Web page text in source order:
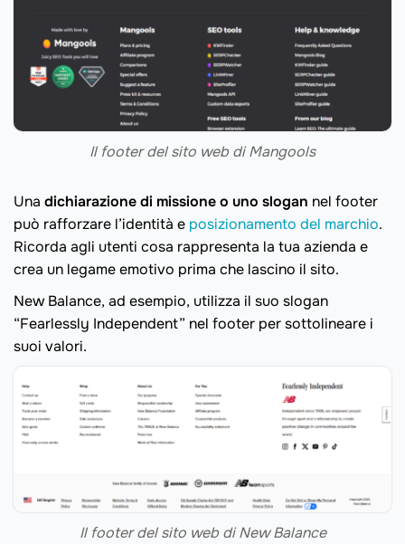
Il footer del sito web di Mangools
Una dichiarazione di missione o uno slogan nel footer
può rafforzare l’identità e posizionamento del marchio.
Ricorda agli utenti cosa rappresenta la tua azienda e
crea un legame emotivo prima che lascino il sito.
New Balance, ad esempio, utilizza il suo slogan
“Fearlessly Independent” nel footer per sottolineare i
suoi valori.
Il footer del sito web di New Balance